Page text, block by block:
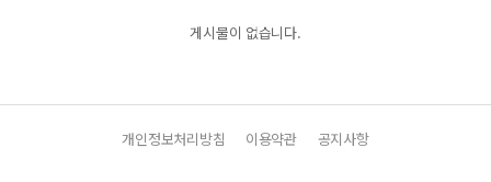
게시물이 없습니다.
개인정보처리방침 이용약관 공지사항